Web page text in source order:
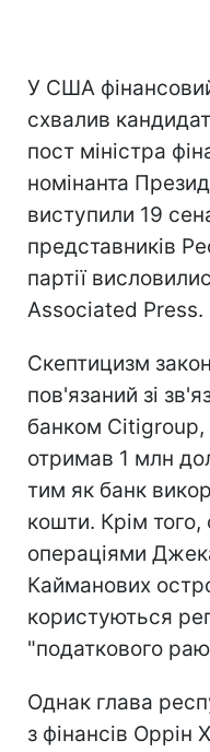
У США
схвалив
пост міністра
номінанта
виступили 19
представників
партії
Associated Press.
Скептицизм
пов'язаний зі
банком Citigroup,
отримав 1 млн
тим як банк
кошти. Крім того,
операціями
Кайманових
користуються
"податкового
Однак глава
з фінансів Оррін